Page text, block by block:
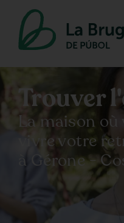
Trouver
La maison
vivre votre
à Gérone -